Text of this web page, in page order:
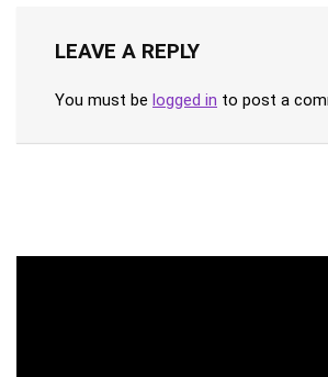
LEAVE A REPLY
You must be logged in to post a